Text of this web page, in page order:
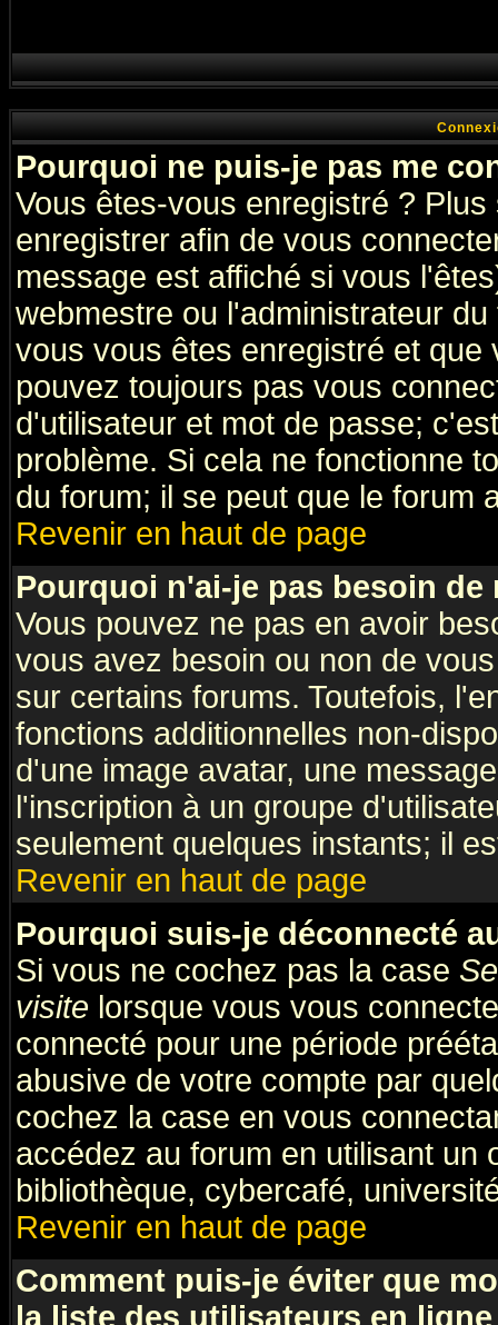
Pourquoi ne puis-je pas me
Vous êtes-vous enregistré ?
enregistrer afin de vous
message est affiché si vous
webmestre ou l'administrateur
vous vous êtes enregistré et
pouvez toujours pas vous
d'utilisateur et mot de passe;
problème. Si cela ne fonctionne
du forum; il se peut que le forum
Revenir en haut de page
Pourquoi n'ai-je pas besoin de
Vous pouvez ne pas en avoir
vous avez besoin ou non de
sur certains forums. Toutefois,
fonctions additionnelles non-
d'une image avatar, une
l'inscription à un groupe
seulement quelques instants; il
Revenir en haut de page
Pourquoi suis-je déconnecté
Si vous ne cochez pas la case
visite lorsque vous vous
connecté pour une période
abusive de votre compte par
cochez la case en vous
accédez au forum en utilisant un
bibliothèque, cybercafé,
Revenir en haut de page
Comment puis-je éviter que
la liste des utilisateurs en